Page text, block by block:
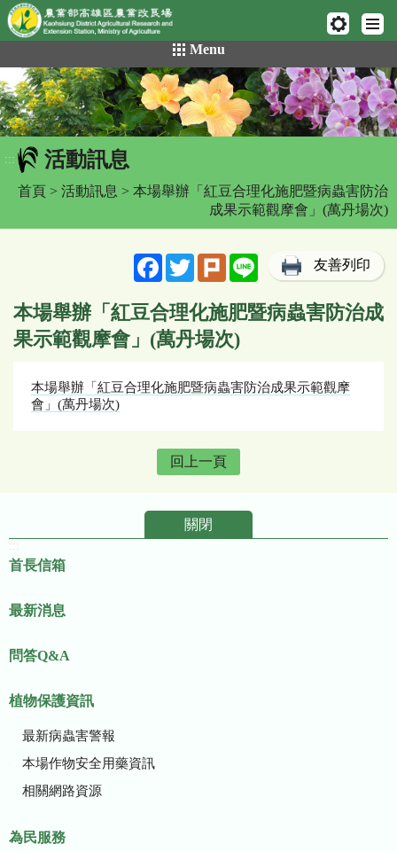
網頁置頂
到
主
要
內
容
區
Menu
::: 活動訊息
首頁 > 活動訊息 > 本場舉辦「紅豆合理化施肥暨病蟲害防治
成果示範觀摩會」(萬丹場次)
FacebookTwitterPlurk Line 友善列印
本場舉辦「紅豆合理化施肥暨病蟲害防治成
果示範觀摩會」(萬丹場次)
本場舉辦「紅豆合理化施肥暨病蟲害防治成果示範觀摩
會」(萬丹場次)
回上一頁
關閉
首長信箱
最新消息
問答Q&A
植物保護資訊
最新病蟲害警報
本場作物安全用藥資訊
相關網路資源
為民服務